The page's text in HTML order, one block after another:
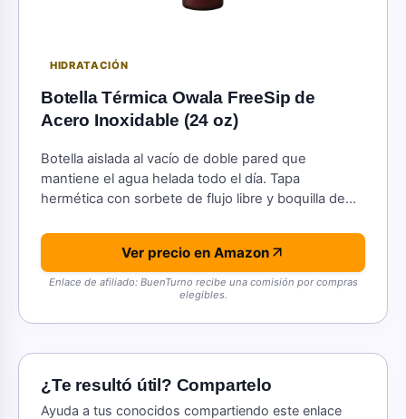
HIDRATACIÓN
Botella Térmica Owala FreeSip de
Acero Inoxidable (24 oz)
Botella aislada al vacío de doble pared que
mantiene el agua helada todo el día. Tapa
hermética con sorbete de flujo libre y boquilla de
Ver precio en Amazon
Enlace de afiliado: BuenTurno recibe una comisión por compras
elegibles.
¿Te resultó útil? Compartelo
Ayuda a tus conocidos compartiendo este enlace